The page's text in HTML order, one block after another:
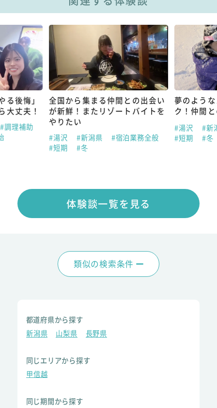
る後悔」
大丈夫！
#調理補助
全国から集まる仲間との出会い
が新鮮！またリゾートバイトを
やりたい
#湯沢 #新潟県
#宿泊業務全般
#短期
#冬
夢のよう
ク！仲間
#湯沢
#新
#短期
#冬
体験談一覧を見る
類似の検索条件
都道府県から探す
新潟県
山梨県 長野県
同じエリアから探す
甲信越
同じ期間から探す